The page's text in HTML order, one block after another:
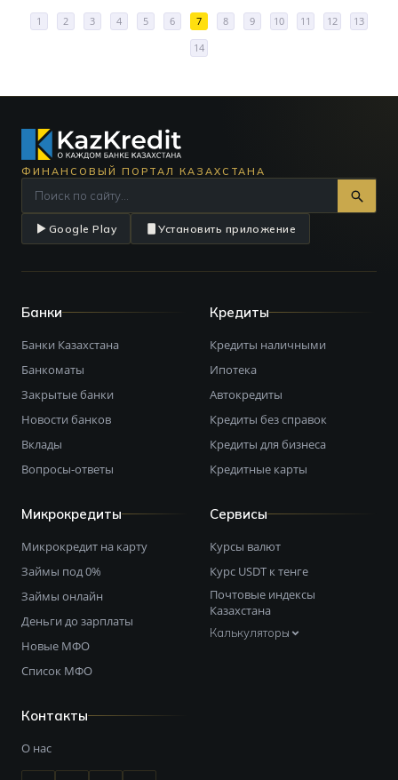
1 2 3 4 5 6 7 8 9 10 11 12 13
14
ФИНАНСОВЫЙ ПОРТАЛ КАЗАХСТАНА
Google Play Установить приложение
Банки
Банки Казахстана
Банкоматы
Закрытые банки
Новости банков
Вклады
Вопросы-ответы
Кредиты
Кредиты наличными
Ипотека
Автокредиты
Кредиты без справок
Кредиты для бизнеса
Кредитные карты
Микрокредиты
Микрокредит на карту
Займы под 0%
Займы онлайн
Деньги до зарплаты
Новые МФО
Список МФО
Сервисы
Курсы валют
Курс USDT к тенге
Почтовые индексы
Казахстана
Калькуляторы
Контакты
О нас